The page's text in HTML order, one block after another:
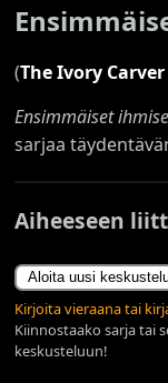
(The Ivory
Ensimmäiset
sarjaa
Aiheeseen
Aloita uusi
Kirjoita vieraana tai
Kiinnostaako sarja tai
keskusteluun!